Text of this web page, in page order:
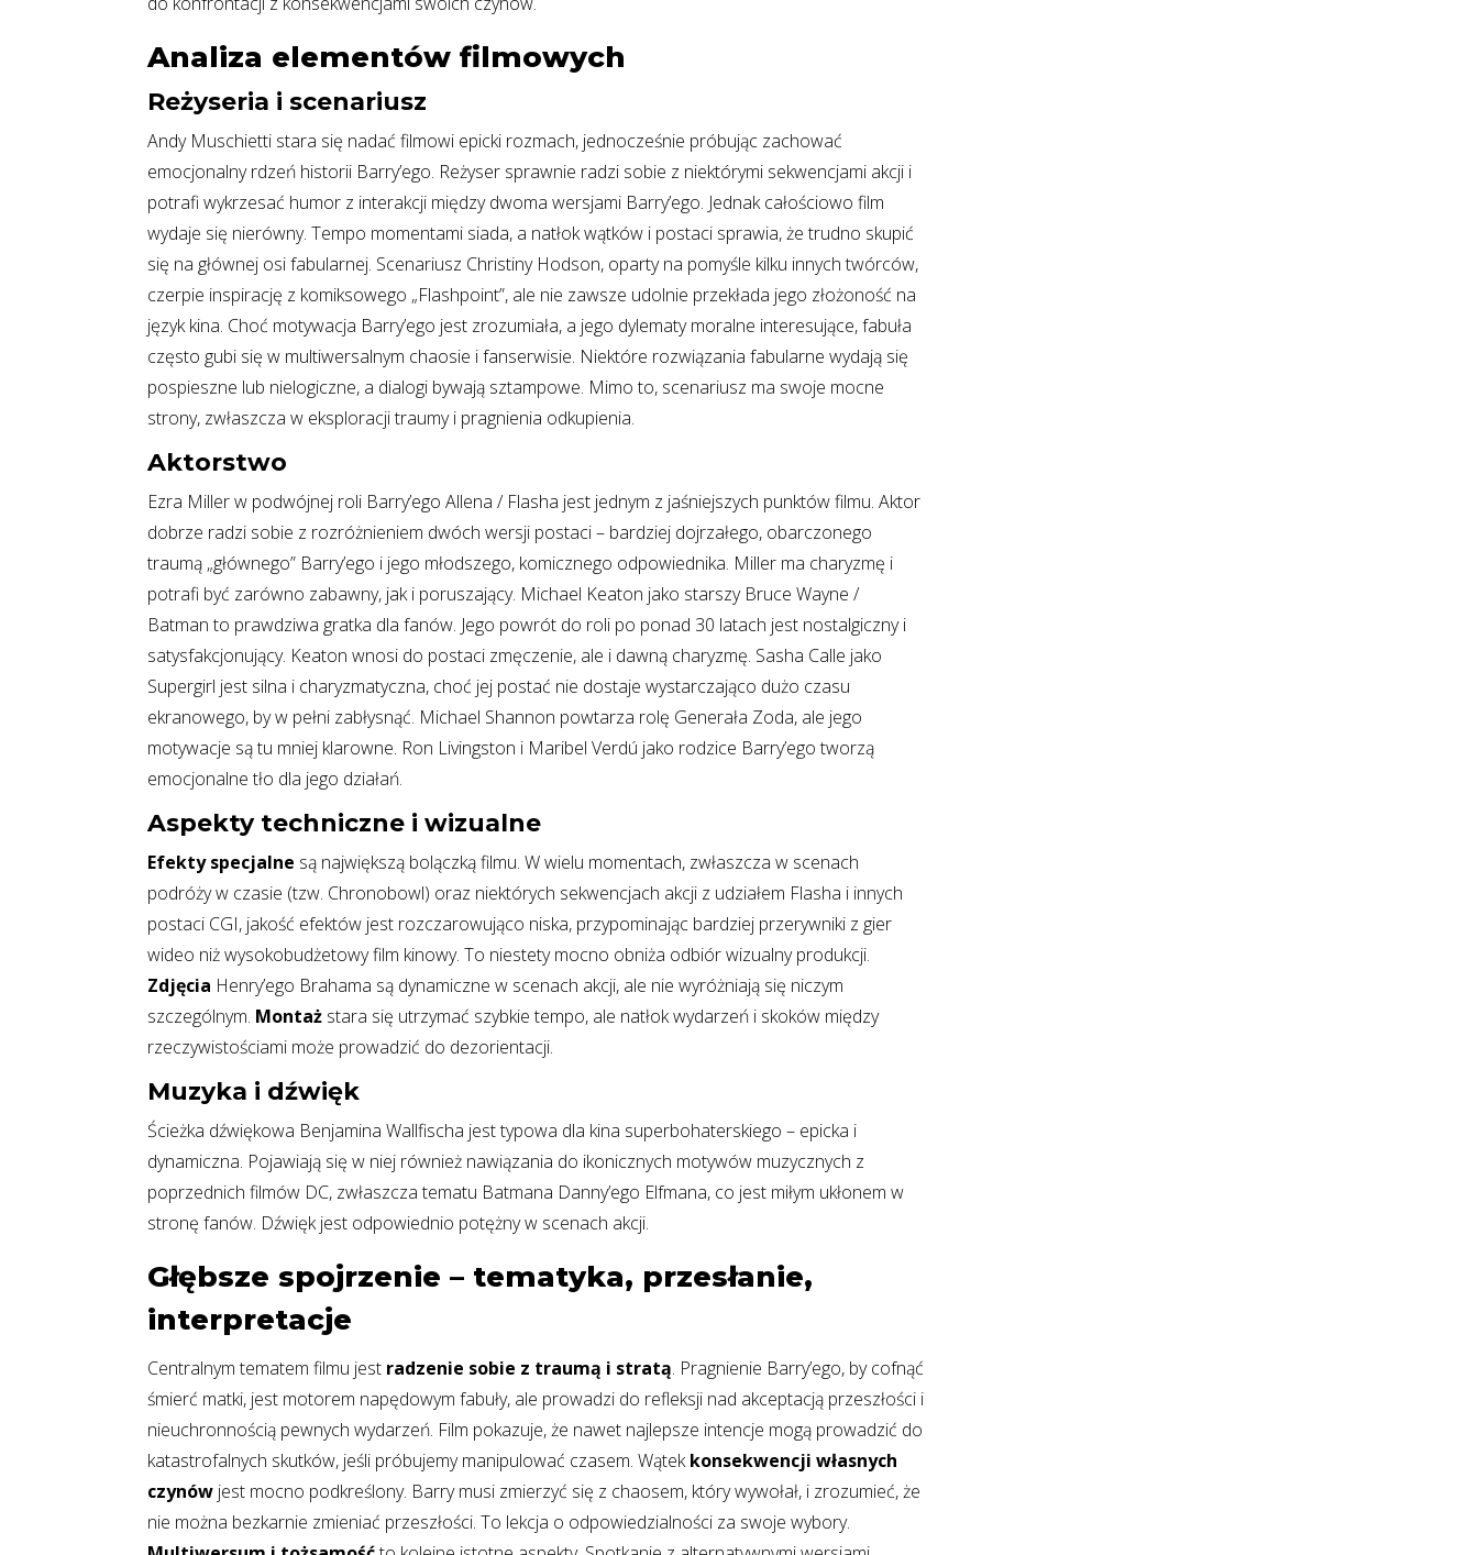
Analiza elementów filmowych
Reżyseria i scenariusz
Andy Muschietti stara się nadać filmowi epicki rozmach, jednocześnie próbując zachować
emocjonalny rdzeń historii Barry’ego. Reżyser sprawnie radzi sobie z niektórymi sekwencjami akcji i
potrafi wykrzesać humor z interakcji między dwoma wersjami Barry’ego. Jednak całościowo film
wydaje się nierówny. Tempo momentami siada, a natłok wątków i postaci sprawia, że trudno skupić
się na głównej osi fabularnej. Scenariusz Christiny Hodson, oparty na pomyśle kilku innych twórców,
czerpie inspirację z komiksowego „Flashpoint”, ale nie zawsze udolnie przekłada jego złożoność na
język kina. Choć motywacja Barry’ego jest zrozumiała, a jego dylematy moralne interesujące, fabuła
często gubi się w multiwersalnym chaosie i fanserwisie. Niektóre rozwiązania fabularne wydają się
pospieszne lub nielogiczne, a dialogi bywają sztampowe. Mimo to, scenariusz ma swoje mocne
strony, zwłaszcza w eksploracji traumy i pragnienia odkupienia.
Aktorstwo
Ezra Miller w podwójnej roli Barry’ego Allena / Flasha jest jednym z jaśniejszych punktów filmu. Aktor
dobrze radzi sobie z rozróżnieniem dwóch wersji postaci – bardziej dojrzałego, obarczonego
traumą „głównego” Barry’ego i jego młodszego, komicznego odpowiednika. Miller ma charyzmę i
potrafi być zarówno zabawny, jak i poruszający. Michael Keaton jako starszy Bruce Wayne /
Batman to prawdziwa gratka dla fanów. Jego powrót do roli po ponad 30 latach jest nostalgiczny i
satysfakcjonujący. Keaton wnosi do postaci zmęczenie, ale i dawną charyzmę. Sasha Calle jako
Supergirl jest silna i charyzmatyczna, choć jej postać nie dostaje wystarczająco dużo czasu
ekranowego, by w pełni zabłysnąć. Michael Shannon powtarza rolę Generała Zoda, ale jego
motywacje są tu mniej klarowne. Ron Livingston i Maribel Verdú jako rodzice Barry’ego tworzą
emocjonalne tło dla jego działań.
Aspekty techniczne i wizualne
Efekty specjalne są największą bolączką filmu. W wielu momentach, zwłaszcza w scenach
podróży w czasie (tzw. Chronobowl) oraz niektórych sekwencjach akcji z udziałem Flasha i innych
postaci CGI, jakość efektów jest rozczarowująco niska, przypominając bardziej przerywniki z gier
wideo niż wysokobudżetowy film kinowy. To niestety mocno obniża odbiór wizualny produkcji.
Zdjęcia Henry’ego Brahama są dynamiczne w scenach akcji, ale nie wyróżniają się niczym
szczególnym. Montaż stara się utrzymać szybkie tempo, ale natłok wydarzeń i skoków między
rzeczywistościami może prowadzić do dezorientacji.
Muzyka i dźwięk
Ścieżka dźwiękowa Benjamina Wallfischa jest typowa dla kina superbohaterskiego – epicka i
dynamiczna. Pojawiają się w niej również nawiązania do ikonicznych motywów muzycznych z
poprzednich filmów DC, zwłaszcza tematu Batmana Danny’ego Elfmana, co jest miłym ukłonem w
stronę fanów. Dźwięk jest odpowiednio potężny w scenach akcji.
Głębsze spojrzenie – tematyka, przesłanie,
interpretacje
Centralnym tematem filmu jest radzenie sobie z traumą i stratą. Pragnienie Barry’ego, by cofnąć
śmierć matki, jest motorem napędowym fabuły, ale prowadzi do refleksji nad akceptacją przeszłości i
nieuchronnością pewnych wydarzeń. Film pokazuje, że nawet najlepsze intencje mogą prowadzić do
katastrofalnych skutków, jeśli próbujemy manipulować czasem. Wątekkonsekwencji własnych
czynów jest mocno podkreślony. Barry musi zmierzyć się z chaosem, który wywołał, i zrozumieć, że
nie można bezkarnie zmieniać przeszłości. To lekcja o odpowiedzialności za swoje wybory.